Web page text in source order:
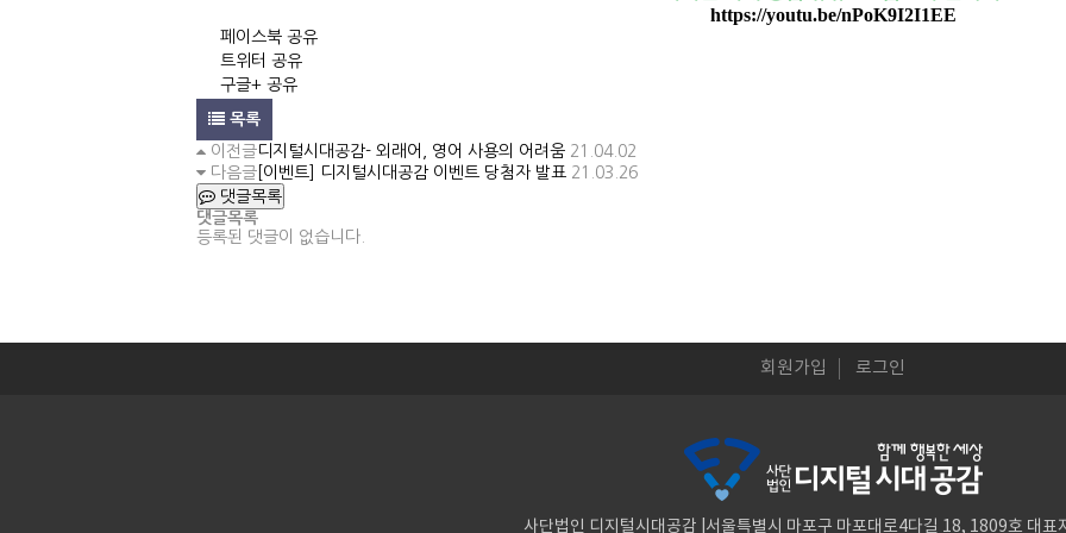
https://youtu.be/nPoK9I2I1EE
페이스북 공유
트위터 공유
구글+ 공유
목록
이전글디지털시대공감- 외래어, 영어 사용의 어려움 21.04.02
다음글 [이벤트] 디지털시대공감 이벤트 당첨자 발표 21.03.26
댓글목록
댓글목록
등록된 댓글이 없습니다.
회원가입 로그인
사단법인 디지털시대공감 |서울특별시 마포구 마포대로4다길 18, 1809호 대표